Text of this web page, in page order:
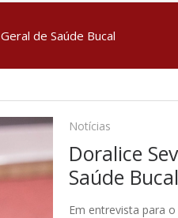
de Saúde Bucal
Notícias
Doralice
Saúde Bucal
Em entrevista para